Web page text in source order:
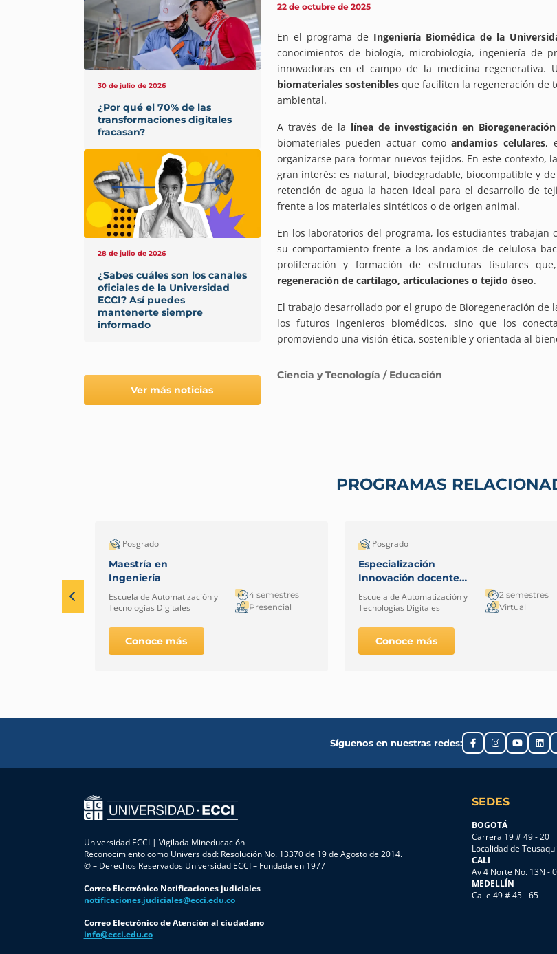
30 de julio de 2026
¿Por qué el 70% de las
transformaciones digitales
fracasan?
28 de julio de 2026
¿Sabes cuáles son los canales
oficiales de la Universidad
ECCI? Así puedes
mantenerte siempre
informado
Ver más noticias
22 de octubre de 2025
En el programa de Ingeniería Biomédica de la
conocimientos de biología, microbiología, ingeniería de
innovadoras en el campo de la medicina
biomateriales sosteniblesque faciliten la regeneración de
ambiental.
A través de la línea de investigación en
biomateriales pueden actuar comoandamios celulares,
organizarse para formar nuevos tejidos. En este contexto, la
gran interés: es natural, biodegradable, biocompatible y
retención de agua la hacen ideal para el desarrollo de
frente a los materiales sintéticos o de origen animal.
En los laboratorios del programa, los estudiantes trabajan
su comportamiento frente a los andamios de celulosa
proliferación y formación de estructuras tisulares
regeneración de cartílago, articulaciones o tejido óseo.
El trabajo desarrollado por el grupo de Bioregeneración de
los futuros ingenieros biomédicos, sino que los
promoviendo una visión ética, sostenible y orientada al
Ciencia y Tecnología / Educación
PROGRAMAS
Posgrado
Maestría en
Ingeniería
Escuela de Automatización y
Tecnologías Digitales
4 semestres
Presencial
Conoce más
Posgrado
Especialización
Innovación docente
mediada por TIC –
Virtual
Escuela de Automatización y
Tecnologías Digitales
2 semestres
Virtual
Conoce más
Síguenos en nuestras redes:
Universidad ECCI | Vigilada Mineducación
Reconocimiento como Universidad: Resolución No. 13370 de 19 de Agosto de 2014.
© – Derechos Reservados Universidad ECCI – Fundada en 1977
Correo Electrónico Notificaciones judiciales
notificaciones.judiciales@ecci.edu.co
Correo Electrónico de Atención al ciudadano
info@ecci.edu.co
SEDES
BOGOTÁ
Carrera 19 # 49 - 20
Localidad de
CALI
Av 4 Norte No. 13N -
MEDELLÍN
Calle 49 # 45 - 65